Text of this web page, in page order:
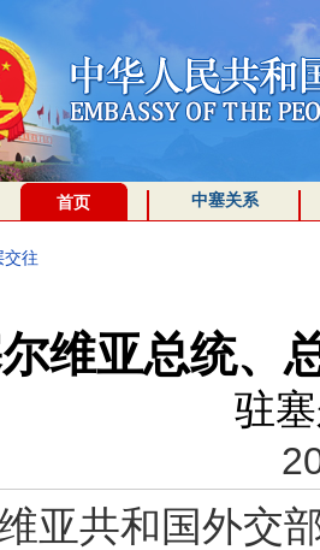
首页 中塞关系
交往
维亚总统、
驻
亚共和国外交